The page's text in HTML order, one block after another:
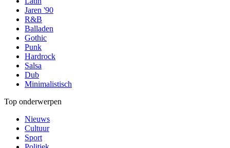
Jaren '90
R&B
Balladen
Gothic
Punk
Hardrock
Salsa
Dub
Minimalistisch
Top onderwerpen
Nieuws
Cultuur
Sport